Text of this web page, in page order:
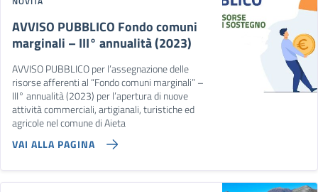
AVVISO PUBBLICO Fondo comuni
marginali – III° annualità (2023)
AVVISO PUBBLICO per l’assegnazione delle
risorse afferenti al “Fondo comuni marginali” –
III° annualità (2023) per l’apertura di nuove
attività commerciali, artigianali, turistiche ed
agricole nel comune di Aieta
VAI ALLA PAGINA